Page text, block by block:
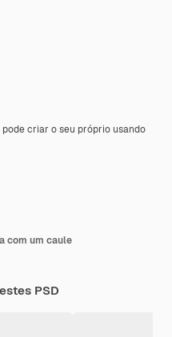
pode criar o seu próprio usando
com um caule
PSD